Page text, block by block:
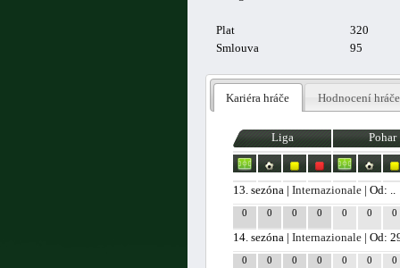
Plat
320
Smlouva
95
Kariéra hráče Hodnocení hráče
Liga Pohar
13. sezóna |Internazionale | Od: ..
0 0 0 0 0 0 0
14. sezóna |Internazionale | Od:
0 0 0 0 0 0 0